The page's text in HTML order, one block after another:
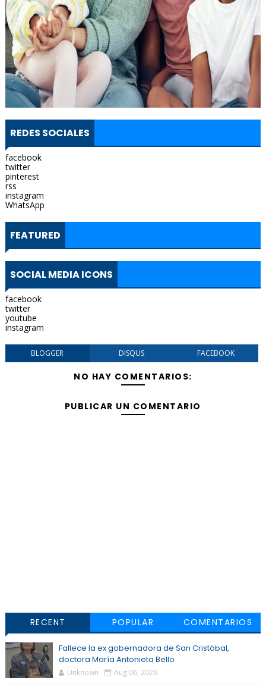
REDES SOCIALES
facebook
twitter
pinterest
rss
instagram
WhatsApp
FEATURED
SOCIAL MEDIA ICONS
facebook
twitter
youtube
instagram
BLOGGER DISQUS FACEBOOK
NO HAY COMENTARIOS:
PUBLICAR UN COMENTARIO
RECENT POPULAR COMENTARIOS
Fallece la ex gobernadora de San Cristóbal,
doctora María Antonieta Bello
Unknown Aug 06, 2026